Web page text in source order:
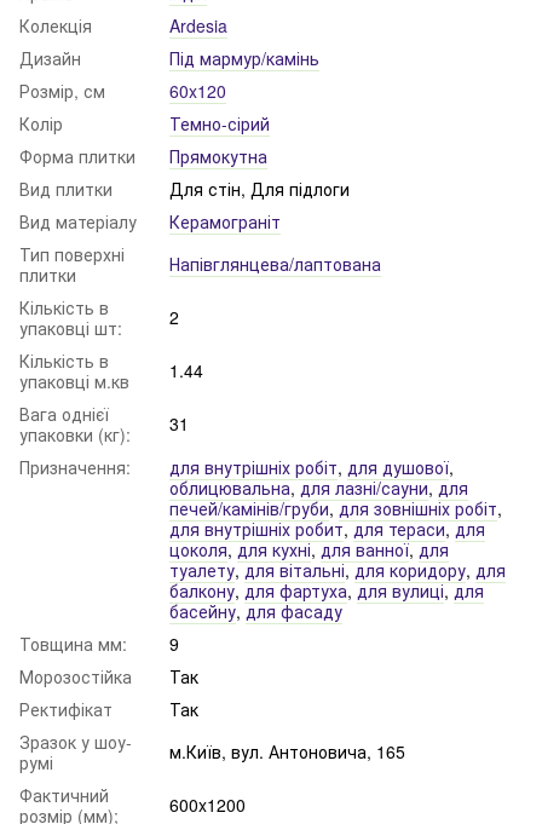
Колекція
Ardesia
Дизайн
Під мармур/камінь
Розмір, см
60x120
Колір
Темно-сірий
Форма плитки
Прямокутна
Вид плитки
Для стін, Для підлоги
Вид матеріалу
Керамограніт
Тип поверхні
плитки
Напівглянцева/лаптована
Кількість в
упаковці шт:
2
Кількість в
упаковці м.кв
1.44
Вага однієї
упаковки (кг):
31
Призначення:
для внутрішніх робіт, для душової,
облицювальна,для лазні/сауни,для
печей/камінів/груби,для зовнішніх робіт,
для внутрішніх робит,для тераси,для
цоколя,для кухні,для ванної,для
туалету,для вітальні,для коридору, для
балкону, для фартуха,для вулиці,для
басейну,для фасаду
Товщина мм:
9
Морозостійка
Так
Ректифікат
Так
Зразок у шоу-
румі
м.Київ, вул. Антоновича, 165
Фактичний
розмір (мм);
600x1200